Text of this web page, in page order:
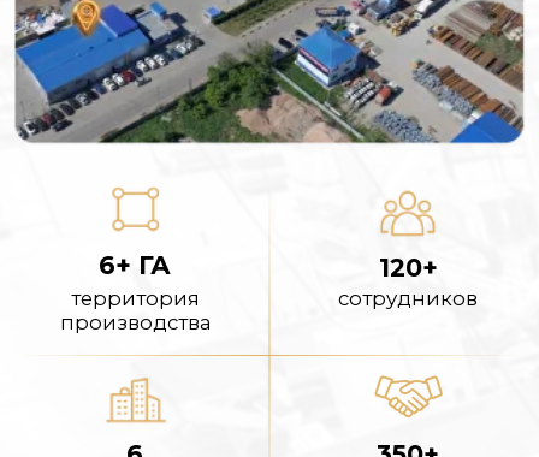
Наше производство оснащено
современными автоматизированными
линиями и станками:
мы обеспечиваем
— точную обработку, высокую скорость и